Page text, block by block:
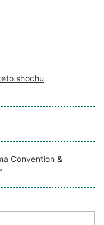
shochu
Convention &